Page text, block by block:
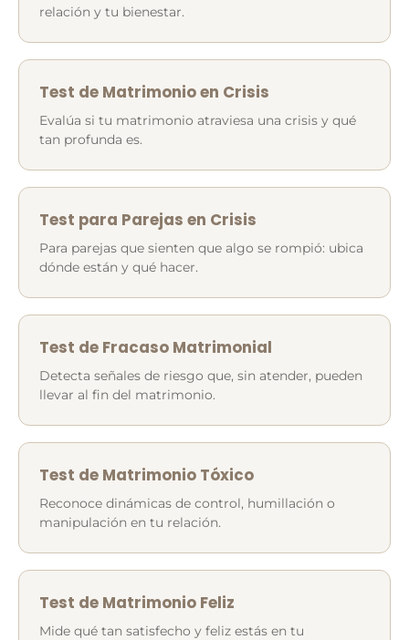
relación y tu bienestar.
Test de Matrimonio en Crisis
Evalúa si tu matrimonio atraviesa una crisis y qué
tan profunda es.
Test para Parejas en Crisis
Para parejas que sienten que algo se rompió: ubica
dónde están y qué hacer.
Test de Fracaso Matrimonial
Detecta señales de riesgo que, sin atender, pueden
llevar al fin del matrimonio.
Test de Matrimonio Tóxico
Reconoce dinámicas de control, humillación o
manipulación en tu relación.
Test de Matrimonio Feliz
Mide qué tan satisfecho y feliz estás en tu